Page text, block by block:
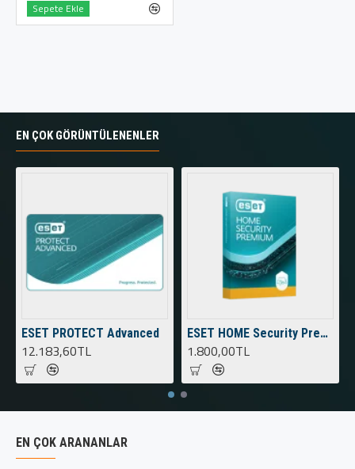
Sepete Ekle
EN ÇOK GÖRÜNTÜLENENLER
ESET PROTECT Advanced
12.183,60TL
ESET HOME Security Premium
1.800,00TL
EN ÇOK ARANANLAR